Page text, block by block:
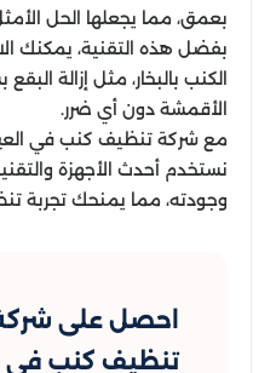
بعمق، مما يجعلها الحل
بفضل هذه التقنية، يمكنك
الكنب بالبخار، مثل إزالة
الأقمشة دون أي ضرر.
مع شركة تنظيف كنب في
نستخدم أحدث الأجهزة
وجودته، مما يمنحك تجربة
احصل على
تنظيف كنب في